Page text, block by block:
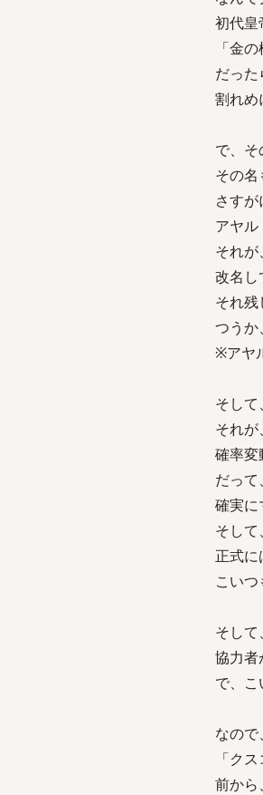
初代皇
「金
だった
割れめ
で、そ
その名
さすが
アヤル
それが
改名し
それ残
つうか
※アヤ
そして
それが
確率変
だっ
確実に
そして
正式に
こい
そし
協力者
で、こ
なので
「ク
前から